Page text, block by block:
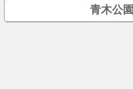
青木公園